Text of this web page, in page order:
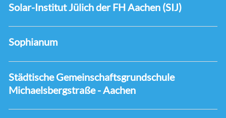
Solar-Institut Jülich der FH Aachen (SIJ)
Sophianum
Städtische Gemeinschaftsgrundschule
Michaelsbergstraße - Aachen